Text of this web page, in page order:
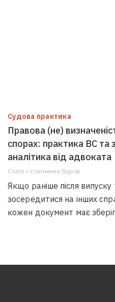
Судова практика
Правова (не)
спорах: практика ВС та
аналітика від адвоката
Статті • Стягнення боргiв
Якщо раніше після
зосередитися на інших
кожен документ має